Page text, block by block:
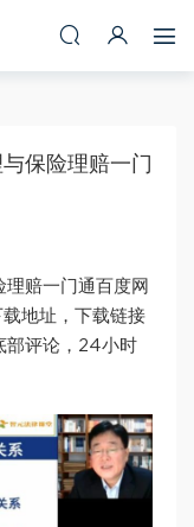
保险理赔一门
赔一门通百度网
地址，下载链接
部评论，24小时